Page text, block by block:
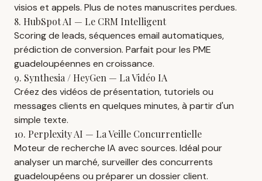
visios et appels. Plus de notes manuscrites perdues.
8. HubSpot AI — Le CRM Intelligent
Scoring de leads, séquences email automatiques,
prédiction de conversion. Parfait pour les PME
guadeloupéennes en croissance.
9. Synthesia / HeyGen — La Vidéo IA
Créez des vidéos de présentation, tutoriels ou
messages clients en quelques minutes, à partir d'un
simple texte.
10. Perplexity AI — La Veille Concurrentielle
Moteur de recherche IA avec sources. Idéal pour
analyser un marché, surveiller des concurrents
guadeloupéens ou préparer un dossier client.